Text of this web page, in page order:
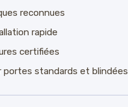
reconnues
rapide
certifiées
portes standards et blindées